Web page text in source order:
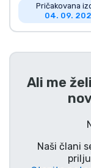
Pričakovana
04. 09.
Ali me
Naši člani
Gamer
Glasbene